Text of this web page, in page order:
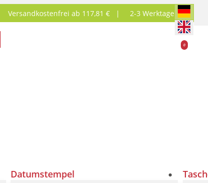
Versandkostenfrei ab 117,81 € | 2-3 Werktage
0
Datumstempel